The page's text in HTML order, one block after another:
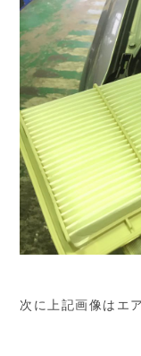
次に上記画像はエ